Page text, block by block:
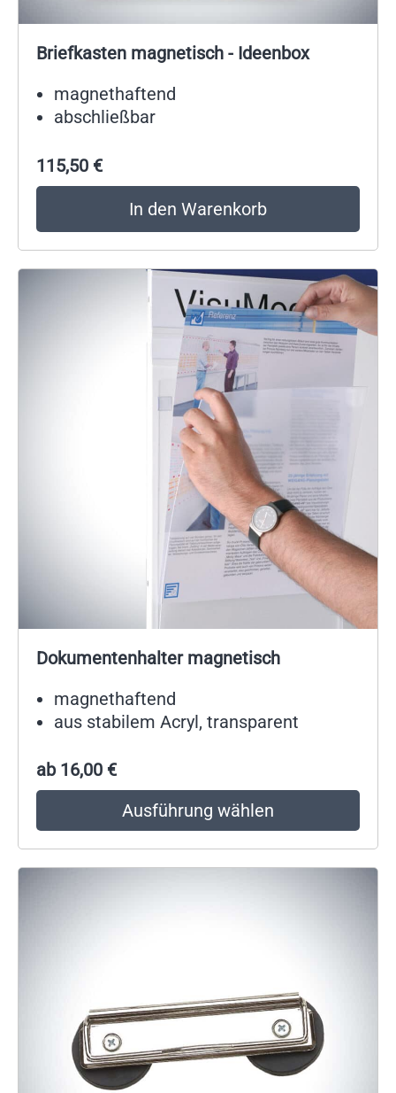
Briefkasten magnetisch - Ideenbox
magnethaftend
abschließbar
115,50 €
In den Warenkorb
Dokumentenhalter magnetisch
magnethaftend
aus stabilem Acryl, transparent
ab 16,00 €
Ausführung wählen